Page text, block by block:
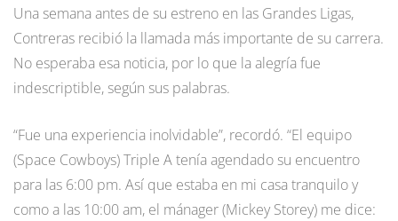
Una semana antes de su estreno en las Grandes Ligas,
Contreras recibió la llamada más importante de su carrera.
No esperaba esa noticia, por lo que la alegría fue
indescriptible, según sus palabras.
“Fue una experiencia inolvidable”, recordó. “El equipo
(Space Cowboys) Triple A tenía agendado su encuentro
para las 6:00 pm. Así que estaba en mi casa tranquilo y
como a las 10:00 am, el mánager (Mickey Storey) me dice: